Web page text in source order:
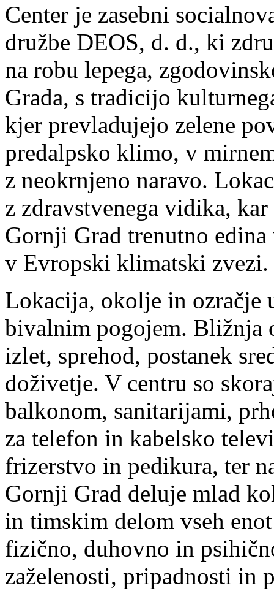
Center je zasebni
družbe DEOS, d. d., ki
na robu lepega,
Grada, s tradicijo
kjer prevladujejo zelene
predalpsko klimo, v
z neokrnjeno naravo.
z zdravstvenega vidika,
Gornji Grad trenutno
v Evropski klimatski zvezi.
Lokacija, okolje in ozračje
bivalnim pogojem. Bližnja
izlet, sprehod, postanek
doživetje. V centru so
balkonom, sanitarijami,
za telefon in kabelsko
frizerstvo in pedikura, ter
Gornji Grad deluje mlad
in timskim delom vseh
fizično, duhovno in
zaželenosti, pripadnosti in